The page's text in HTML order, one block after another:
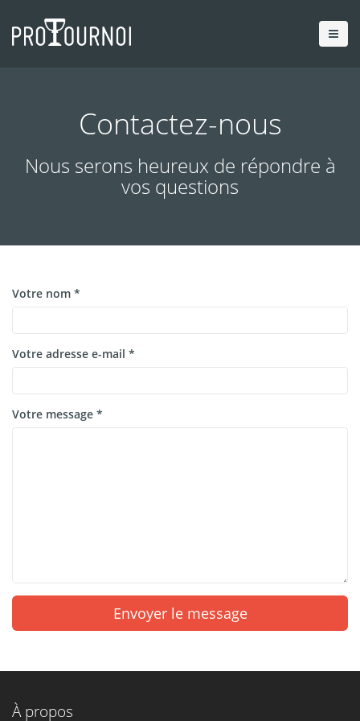
Contactez-nous
Nous serons heureux de répondre à
vos questions
Votre nom *
Votre adresse e-mail *
Votre message *
Envoyer le message
À propos